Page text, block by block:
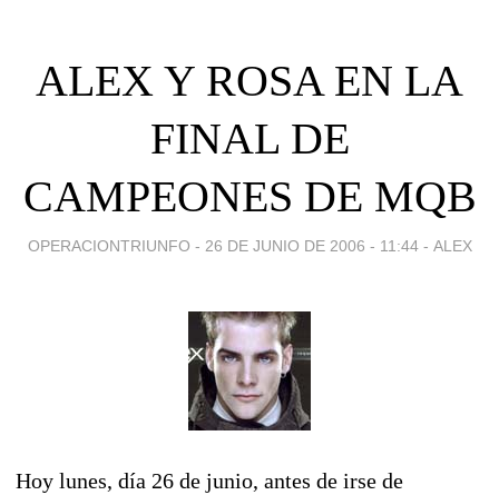
ALEX Y ROSA EN LA
FINAL DE
CAMPEONES DE MQB
OPERACIONTRIUNFO - 26 DE JUNIO DE 2006 - 11:44 - ALEX
Hoy lunes, día 26 de junio, antes de irse de